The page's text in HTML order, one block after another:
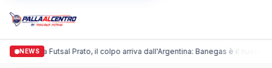
NEWS
Italgronda Futsal Prato, il colpo arriva dall'Argentina: Banegas è il nuovo